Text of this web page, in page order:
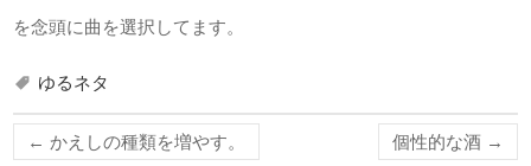
を念頭に曲を選択してます。
ゆるネタ
← かえしの種類を増やす。 個性的な酒 →